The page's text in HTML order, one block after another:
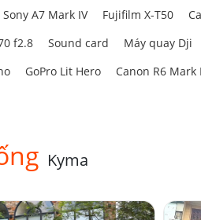
Sony A7 Mark IV Fujifilm X-T50
f2.8
Sound card Máy quay Dji
GoPro Lit Hero Canon R6 Mark
Kyma